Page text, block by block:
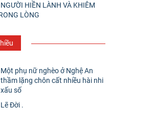
NGƯỜI HIỀN LÀNH VÀ KHIÊM
LÒNG
Một phụ nữ nghèo ở Nghệ An
thầm lặng chôn cất nhiều hài nhi
xấu số
Lẽ Đời .